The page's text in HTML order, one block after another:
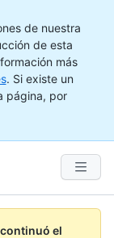
de nuestra
de esta
más
. Si existe un
página, por
el